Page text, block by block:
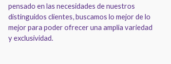
pensado en las necesidades de nuestros
distinguidos clientes, buscamos lo mejor de lo
mejor para poder ofrecer una amplia variedad
y exclusividad.